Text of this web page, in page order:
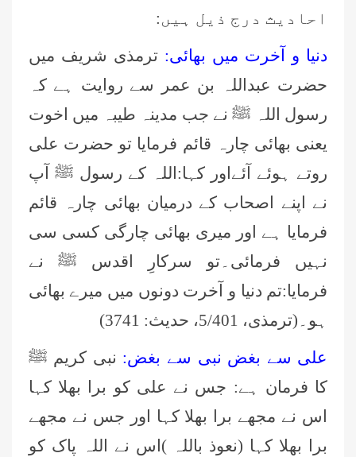
احادیث درج ذیل ہیں:
دنیا و آخرت میں بھائی:ترمذی شریف میں
حضرت عبداللہ بن عمر سے روایت ہے کہ
رسول اللہ ﷺ نے جب مدینہ طیبہ میں اخوت
یعنی بھائی چارہ قائم فرمایا تو حضرت علی
روتے ہوئے آئےاور کہا:اللہ کے رسول ﷺ آپ
نے اپنے اصحاب کے درمیان بھائی چارہ قائم
فرمایا ہے اور میری بھائی چارگی کسی سی
نہیں فرمائی۔تو سرکارِ اقدس ﷺ نے
فرمایا:تم دنیا و آخرت دونوں میں میرے بھائی
ہو۔(ترمذی، 5/401، حدیث: 3741)
علی سے بغض نبی سے بغض: نبی کریم ﷺ
کا فرمان ہے: جس نے علی کو برا بھلا کہا
اس نے مجھے برا بھلا کہا اور جس نے مجھے
برا بھلا کہا (نعوذ باللہ )اس نے اللہ پاک کو